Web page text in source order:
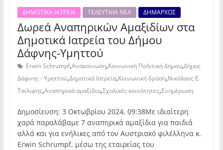
ΔΗΜΟΤΙΚΑ ΙΑΤΡΕΙΑ ΤΕΛΕΥΤΑΙΑ ΝΕΑ ΔΗΜΑΡΧΟΣ
Δωρεά Αναπηρικών Αμαξιδίων στα
Δημοτικά Ιατρεία του Δήμου
Δάφνης-Υμηττού
Erwin Schrumpf,Ανακοίνωση,Κοινωνική Πολιτική Δήμου,Δήμος
Δάφνης - Υμηττού,Δημοτικά Ιατρεία,Κοινωνική δράση,Νικόλαος Ε.
Τσιλίφης,Αναπηρικά αμαξίδια,Σχολικές κοινότητες,Ενημέρωση
Δημοσίευση: 3 Οκτωβρίου 2024, 09:38Με ιδιαίτερη
χαρά παραλάβαμε 7 αναπηρικά αμαξίδια για παιδιά
αλλά και για ενήλικες από τον Αυστριακό φιλέλληνα κ.
Erwin Schrumpf, μέσω της εταιρείας του